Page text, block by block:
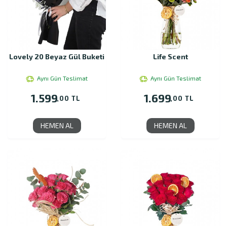
Lovely 20 Beyaz Gül Buketi
Aynı Gün Teslimat
1.599,00 TL
HEMEN AL
Life Scent
Aynı Gün Teslimat
1.699,00 TL
HEMEN AL